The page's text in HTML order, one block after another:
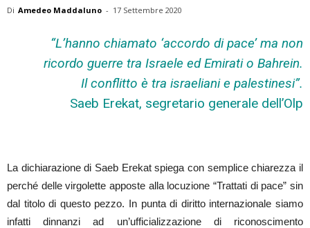
Di Amedeo Maddaluno - 17 Settembre 2020
“L’hanno chiamato ‘accordo di pace’ ma non
ricordo guerre tra Israele ed Emirati o Bahrein.
Il conflitto è tra israeliani e palestinesi”.
Saeb Erekat, segretario generale dell’Olp
La dichiarazione di Saeb Erekat spiega con semplice chiarezza il
perché delle virgolette apposte alla locuzione “Trattati di pace” sin
dal titolo di questo pezzo. In punta di diritto internazionale siamo
infatti dinnanzi ad un’ufficializzazione di riconoscimento